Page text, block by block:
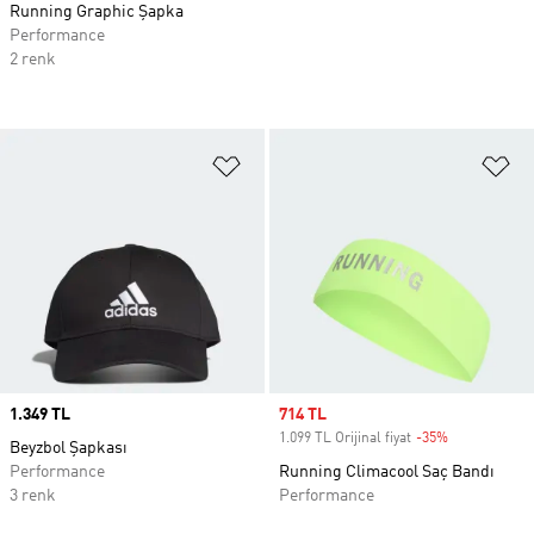
Price
1.349 TL
Beyzbol Şapkası
Performance
3 renk
Sale price
714 TL
1.099 TL Orijinal fiyat -35%
Running Climacool Saç Bandı
Performance
Running Graphic Şapka
Performance
2 renk